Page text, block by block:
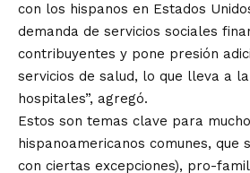
con los hispanos en Estados
demanda de servicios sociales
contribuyentes y pone presión
servicios de salud, lo que lleva a
hospitales”, agregó.
Estos son temas clave para
hispanoamericanos comunes, que
con ciertas excepciones), pro-